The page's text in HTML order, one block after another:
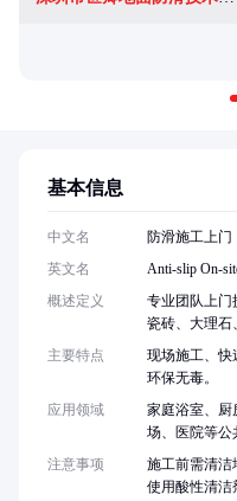
基本信息
中文名
防滑施工上门
英文名
Anti-slip On-
概述定义
专业团队上门
瓷砖、大理石
主要特点
现场施工、快
环保无毒。
应用领域
家庭浴室、厨
场、医院等公
注意事项
施工前需清洁
使用酸性清洁